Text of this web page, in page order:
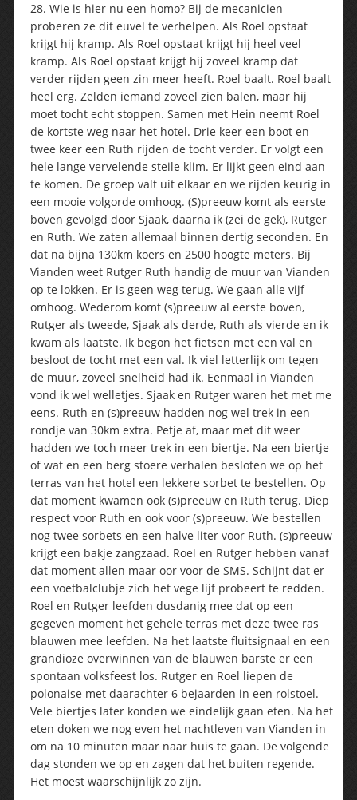
28. Wie is hier nu een homo? Bij de mecanicien
proberen ze dit euvel te verhelpen. Als Roel opstaat
krijgt hij kramp. Als Roel opstaat krijgt hij heel veel
kramp. Als Roel opstaat krijgt hij zoveel kramp dat
verder rijden geen zin meer heeft. Roel baalt. Roel baalt
heel erg. Zelden iemand zoveel zien balen, maar hij
moet tocht echt stoppen. Samen met Hein neemt Roel
de kortste weg naar het hotel. Drie keer een boot en
twee keer een Ruth rijden de tocht verder. Er volgt een
hele lange vervelende steile klim. Er lijkt geen eind aan
te komen. De groep valt uit elkaar en we rijden keurig in
een mooie volgorde omhoog. (S)preeuw komt als eerste
boven gevolgd door Sjaak, daarna ik (zei de gek), Rutger
en Ruth. We zaten allemaal binnen dertig seconden. En
dat na bijna 130km koers en 2500 hoogte meters. Bij
Vianden weet Rutger Ruth handig de muur van Vianden
op te lokken. Er is geen weg terug. We gaan alle vijf
omhoog. Wederom komt (s)preeuw al eerste boven,
Rutger als tweede, Sjaak als derde, Ruth als vierde en ik
kwam als laatste. Ik begon het fietsen met een val en
besloot de tocht met een val. Ik viel letterlijk om tegen
de muur, zoveel snelheid had ik. Eenmaal in Vianden
vond ik wel welletjes. Sjaak en Rutger waren het met me
eens. Ruth en (s)preeuw hadden nog wel trek in een
rondje van 30km extra. Petje af, maar met dit weer
hadden we toch meer trek in een biertje. Na een biertje
of wat en een berg stoere verhalen besloten we op het
terras van het hotel een lekkere sorbet te bestellen. Op
dat moment kwamen ook (s)preeuw en Ruth terug. Diep
respect voor Ruth en ook voor (s)preeuw. We bestellen
nog twee sorbets en een halve liter voor Ruth. (s)preeuw
krijgt een bakje zangzaad. Roel en Rutger hebben vanaf
dat moment allen maar oor voor de SMS. Schijnt dat er
een voetbalclubje zich het vege lijf probeert te redden.
Roel en Rutger leefden dusdanig mee dat op een
gegeven moment het gehele terras met deze twee ras
blauwen mee leefden. Na het laatste fluitsignaal en een
grandioze overwinnen van de blauwen barste er een
spontaan volksfeest los. Rutger en Roel liepen de
polonaise met daarachter 6 bejaarden in een rolstoel.
Vele biertjes later konden we eindelijk gaan eten. Na het
eten doken we nog even het nachtleven van Vianden in
om na 10 minuten maar naar huis te gaan. De volgende
dag stonden we op en zagen dat het buiten regende.
Het moest waarschijnlijk zo zijn.